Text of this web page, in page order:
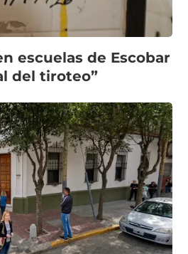
escuelas de Escobar
del tiroteo”